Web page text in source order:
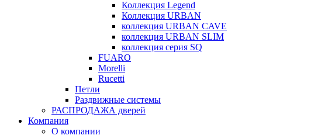
Коллекция Legend
Коллекция URBAN
коллекция URBAN CAVE
коллекция URBAN SLIM
коллекция серия SQ
FUARO
Morelli
Rucetti
Петли
Раздвижные системы
РАСПРОДАЖА дверей
Компания
О компании